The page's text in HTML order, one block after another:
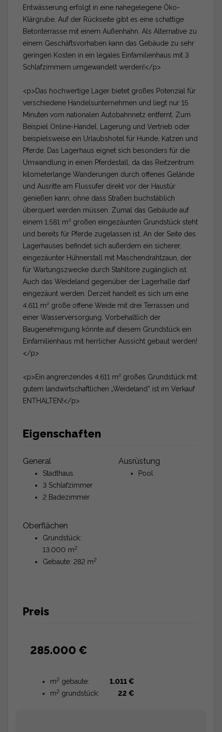
Entwässerung erfolgt in eine nahegelegene Öko-
Klärgrube. Auf der Rückseite gibt es eine schattige
Betonterrasse mit einem Außenhahn. Als Alternative zu
einem Geschäftsvorhaben kann das Gebäude zu sehr
geringen Kosten in ein legales Einfamilienhaus mit 3
Schlafzimmern umgewandelt werden!</p>
<p>Das hochwertige Lager bietet großes Potenzial für
verschiedene Handelsunternehmen und liegt nur 15
Minuten vom nationalen Autobahnnetz entfernt. Zum
Beispiel Online-Handel, Lagerung und Vertrieb oder
beispielsweise ein Urlaubshotel für Hunde, Katzen und
Pferde. Das Lagerhaus eignet sich besonders für die
Umwandlung in einen Pferdestall, da das Reitzentrum
kilometerlange Wanderungen durch offenes Gelände
und Ausritte am Flussufer direkt vor der Haustür
genießen kann, ohne dass Straßen buchstäblich
überquert werden müssen. Zumal das Gebäude auf
einem 1.581 m² großen eingezäunten Grundstück steht
und bereits für Pferde zugelassen ist. An der Seite des
Lagerhauses befindet sich außerdem ein sicherer,
eingezäunter Hühnerstall mit Maschendrahtzaun, der
für Wartungszwecke durch Stahltore zugänglich ist.
Auch das Weideland gegenüber der Lagerhalle darf
eingezäunt werden. Derzeit handelt es sich um eine
4.611 m² große offene Weide mit drei Terrassen und
einer Wasserversorgung. Vorbehaltlich der
Baugenehmigung könnte auf diesem Grundstück ein
Einfamilienhaus mit herrlicher Aussicht gebaut werden!
</p>
<p>Ein angrenzendes 4.611 m² großes Grundstück mit
gutem landwirtschaftlichen „Weideland“ ist im Verkauf
ENTHALTEN!</p>
Eigenschaften
General
Stadthaus
3 Schlafzimmer
2 Badezimmer
Oberflächen
Grundstück:
13.000 m2
Gebaute: 282 m2
Ausrüstung
Pool
Preis
285.000 €
m2 gebaute:
1.011 €
m2 grundstück: 22 €